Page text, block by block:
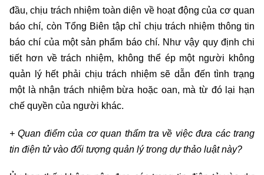
đầu, chịu trách nhiệm toàn diện về hoạt động của cơ quan
báo chí, còn Tổng Biên tập chỉ chịu trách nhiệm thông tin
báo chí của một sản phẩm báo chí. Như vậy quy định chi
tiết hơn về trách nhiệm, không thể ép một người không
quản lý hết phải chịu trách nhiệm sẽ dẫn đến tình trạng
một là nhận trách nhiệm bừa hoặc oan, mà từ đó lại hạn
chế quyền của người khác.
+ Quan điểm của cơ quan thẩm tra về việc đưa các trang
tin điện tử vào đối tượng quản lý trong dự thảo luật này?